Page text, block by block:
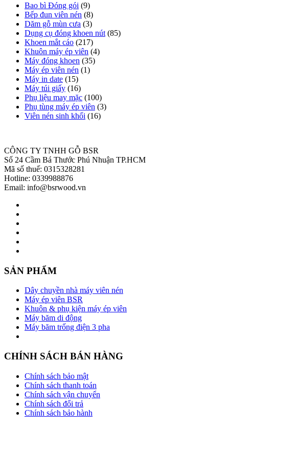
Bao bì Đóng gói (9)
Bếp đun viên nén (8)
Dăm gỗ mùn cưa (3)
Dụng cụ đóng khoen nút (85)
Khoen mắt cáo (217)
Khuôn máy ép viên (4)
Máy đóng khoen (35)
Máy ép viên nén (1)
Máy in date (15)
Máy túi giấy (16)
Phụ liệu may mặc (100)
Phụ tùng máy ép viên (3)
Viên nén sinh khối (16)
CÔNG TY TNHH GỖ BSR
Số 24 Cầm Bá Thước Phú Nhuận TP.HCM
Mã số thuế: 0315328281
Hotline: 0339988876
Email: info@bsrwood.vn
SẢN PHẨM
Dây chuyền nhà máy viên nén
Máy ép viên BSR
Khuôn & phụ kiện máy ép viên
Máy băm di động
Máy băm trống điện 3 pha
CHÍNH SÁCH BÁN HÀNG
Chính sách bảo mật
Chính sách thanh toán
Chính sách vận chuyển
Chính sách đổi trả
Chính sách bảo hành